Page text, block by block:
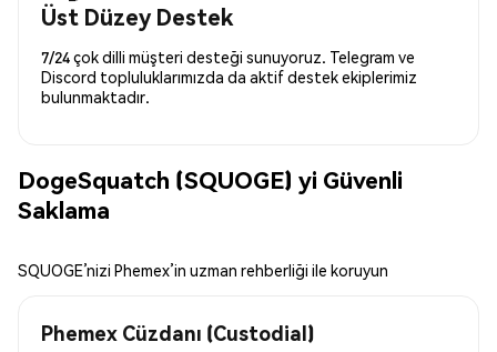
Üst Düzey Destek
7/24 çok dilli müşteri desteği sunuyoruz. Telegram ve
Discord topluluklarımızda da aktif destek ekiplerimiz
bulunmaktadır.
DogeSquatch (SQUOGE) yi Güvenli
Saklama
SQUOGE’nizi Phemex’in uzman rehberliği ile koruyun
Phemex Cüzdanı (Custodial)